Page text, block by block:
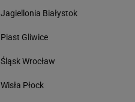
Jagiellonia Białystok
Piast Gliwice
Śląsk Wrocław
Wisła Płock